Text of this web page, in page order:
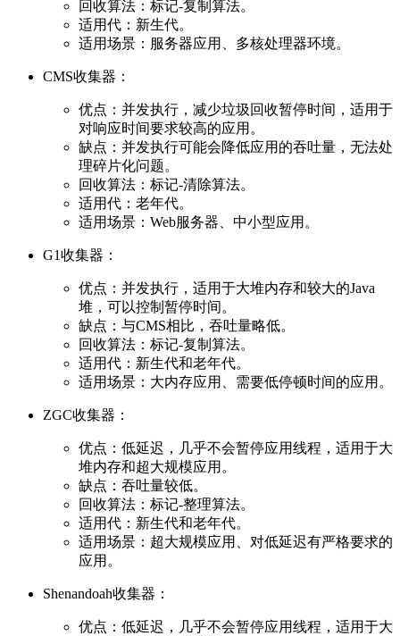
回收算法：标记-复制算法。
适用代：新生代。
适用场景：服务器应用、多核处理器环境。
CMS收集器：
优点：并发执行，减少垃圾回收暂停时间，适用于
对响应时间要求较高的应用。
缺点：并发执行可能会降低应用的吞吐量，无法处
理碎片化问题。
回收算法：标记-清除算法。
适用代：老年代。
适用场景：Web服务器、中小型应用。
G1收集器：
优点：并发执行，适用于大堆内存和较大的Java
堆，可以控制暂停时间。
缺点：与CMS相比，吞吐量略低。
回收算法：标记-复制算法。
适用代：新生代和老年代。
适用场景：大内存应用、需要低停顿时间的应用。
ZGC收集器：
优点：低延迟，几乎不会暂停应用线程，适用于大
堆内存和超大规模应用。
缺点：吞吐量较低。
回收算法：标记-整理算法。
适用代：新生代和老年代。
适用场景：超大规模应用、对低延迟有严格要求的
应用。
Shenandoah收集器：
优点：低延迟，几乎不会暂停应用线程，适用于大